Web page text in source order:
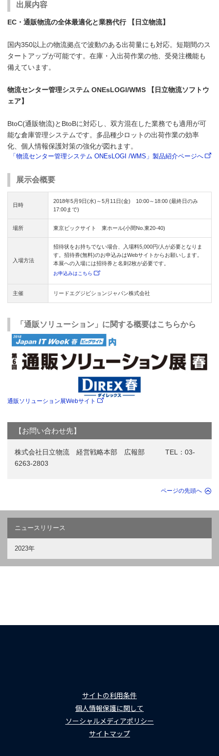
出展内容
EC・通販物流の全体最適化と業務代行 【日立物流】
国内350以上の物流拠点で波動のある出荷量にも対応。短期間のス
タートアップが可能です。在庫・入出荷作業の他、受発注機能も
備えています。
物流センター管理システム ONEsLOGI/WMS 【日立物流ソフトウ
ェア】
BtoC(通販物流)とBtoBに対応し、双方混在した業務でも適用が可
能な倉庫管理システムです。多品種少ロットの出荷作業の効率
化、個人情報保護対策の強化が図れます。
「物流センター管理システム ONEsLOGI /WMS」製品紹介ページへ
展示会概要
日時
2018年5月9日(水)～5月11日(金) 10:00～18:00 (最終日のみ
17:00まで)
場所 東京ビックサイト 東ホール(小間No.東20-40)
入場方法
招待状をお持ちでない場合、入場料5,000円/人が必要となりま
す。招待券(無料)のお申込みはWebサイトからお願いします。
本展への入場には招待券と名刺2枚が必要です。
お申込みはこちら
主催 リードエグジビションジャパン株式会社
「通販ソリューション」に関する概要はこちらから
通販ソリューション展Webサイト
【お問い合わせ先】
株式会社日立物流 経営戦略本部 広報部 TEL：03-
6263-2803
ページの先頭へ
ニュースリリース
2023年
サイトの利用条件
個人情報保護に関して
ソーシャルメディアポリシー
サイトマップ